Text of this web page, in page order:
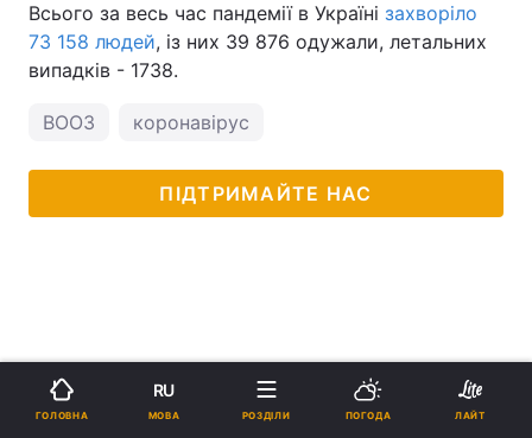
Всього за весь час пандемії в Україні захворіло
73 158 людей, із них 39 876 одужали, летальних
випадків - 1738.
ВООЗ коронавірус
ПІДТРИМАЙТЕ НАС
ГОЛОВНА
RU
МОВА РОЗДІЛИ ПОГОДА ЛАЙТ